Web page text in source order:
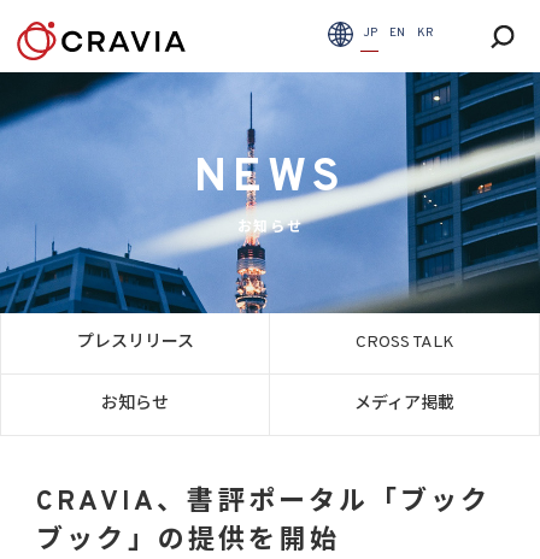
JP EN KR
NEWS
お知らせ
プレスリリース CROSS TALK
お知らせ メディア掲載
CRAVIA、書評ポータル「ブック
ブック」の提供を開始